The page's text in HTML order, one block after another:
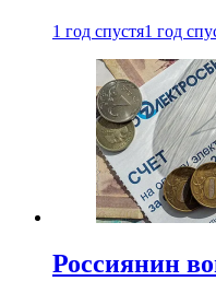
1 год спустя1 год
Россиянин